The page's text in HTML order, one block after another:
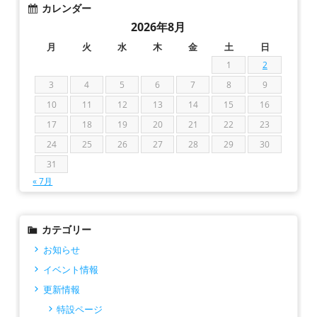
カレンダー
2026年8月
月 火 水 木 金 土 日
1
2
3
4 5 6 7 8
9
10
11 12 13 14 15
16
17
18 19 20 21 22
23
24
25 26 27 28 29
30
31
« 7月
カテゴリー
お知らせ
イベント情報
更新情報
特設ページ